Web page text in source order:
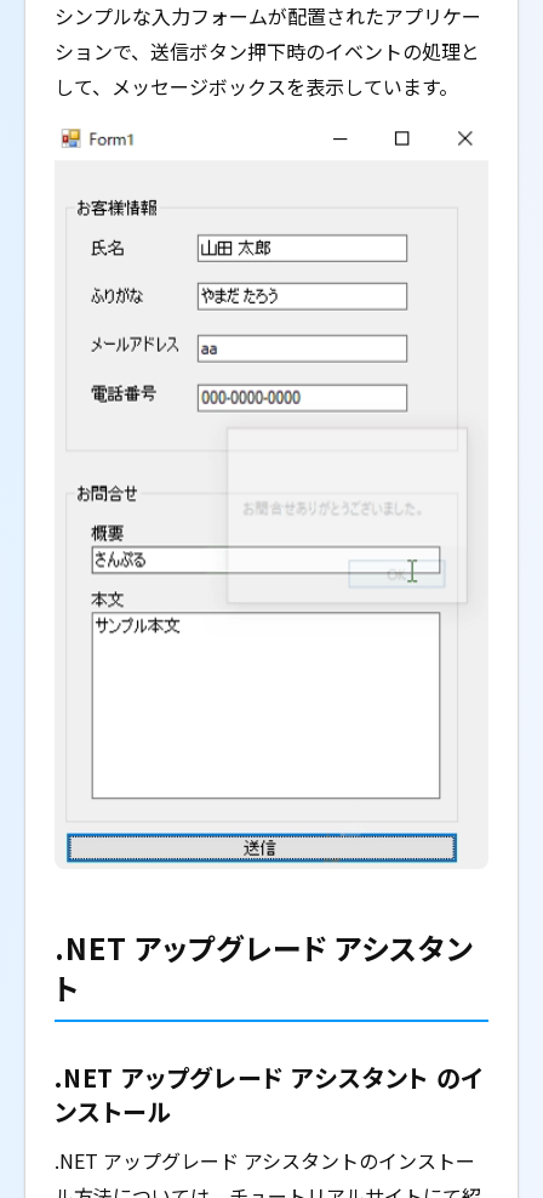
シンプルな入力フォームが配置されたアプリケー
ションで、送信ボタン押下時のイベントの処理と
して、メッセージボックスを表示しています。
.NET アップグレード アシスタン
ト
.NET アップグレード アシスタント のイ
ンストール
.NET アップグレード アシスタントのインストー